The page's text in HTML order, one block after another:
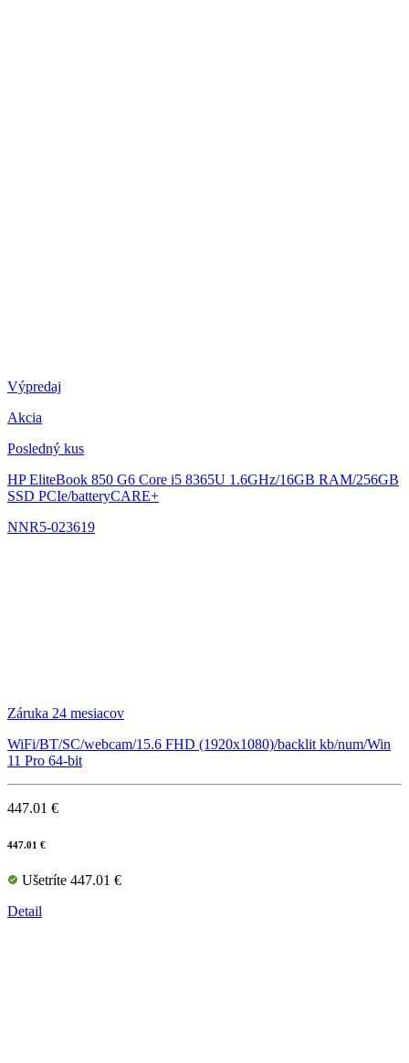
Výpredaj
Akcia
Posledný kus
HP EliteBook 850 G6 Core i5 8365U 1.6GHz/16GB RAM/256GB
SSD PCIe/batteryCARE+
NNR5-023619
Záruka 24 mesiacov
WiFi/BT/SC/webcam/15.6 FHD (1920x1080)/backlit kb/num/Win
11 Pro 64-bit
447.01 €
447.01 €
Ušetríte 447.01 €
Detail